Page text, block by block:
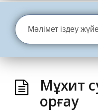
Мұхит
қорғау